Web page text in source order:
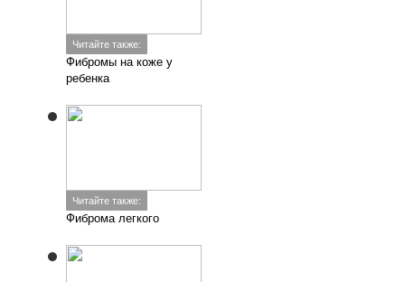
Читайте также:
Фибромы на коже у
ребенка
Читайте также:
Фиброма легкого